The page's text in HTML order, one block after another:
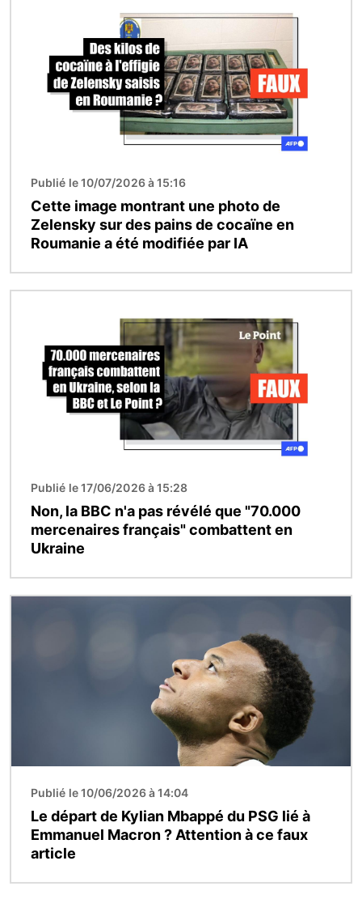
Publié le 10/07/2026 à 15:16
Cette image montrant une photo de
Zelensky sur des pains de cocaïne en
Roumanie a été modifiée par IA
Publié le 17/06/2026 à 15:28
Non, la BBC n'a pas révélé que "70.000
mercenaires français" combattent en
Ukraine
Publié le 10/06/2026 à 14:04
Le départ de Kylian Mbappé du PSG lié à
Emmanuel Macron ? Attention à ce faux
article